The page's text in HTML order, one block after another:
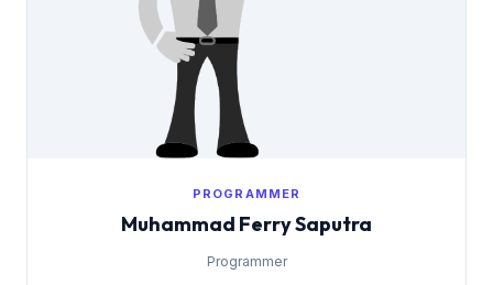
PROGRAMMER
Muhammad Ferry Saputra
Programmer